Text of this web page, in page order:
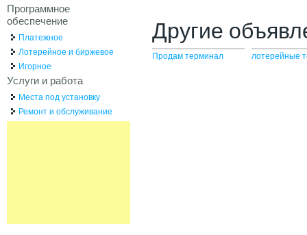
Другие
Продам терминал лотерейные
Программное
обеспечение
Платежное
Лотерейное и биржевое
Игорное
Услуги и работа
Места под установку
Ремонт и обслуживание